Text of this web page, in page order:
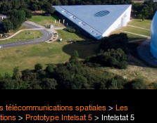
télécommunications spatiales > Les
> Prototype Intelsat 5 > Intelstat 5